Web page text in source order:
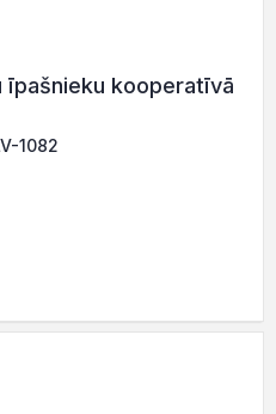
īpašnieku kooperatīvā
1082